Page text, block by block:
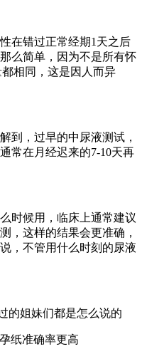
在错过正常经期1天之后
么简单，因为不是所有怀
相同，这是因人而异
到，过早的中尿液测试，
常在月经迟来的7-10天再
时候用，临床上通常建议
，这样的结果会更准确，
，不管用什么时刻的尿液
纸准确率更高